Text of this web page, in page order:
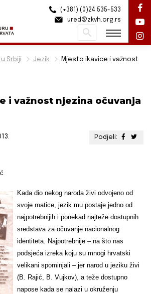
Srbiji Jezik
Mjesto ikavice i važnost
i važnost njezina očuvanja
Podjeli:
Kada dio nekog naroda živi odvojeno od
svoje matice, jezik mu postaje jedno od
najpotrebnijih i ponekad najteže dostupnih
sredstava za očuvanje nacionalnog
identiteta. Najpotrebnije – na što nas
podsjeća izreka koju su mnogi hrvatski
velikani spominjali – jer narod u jeziku živi
(B. Rajić, B. Vujkov), a teže dostupno
napose kada se nalazi u okruženju
(+381) (0)24 535-533
ured@zkvh.org.rs
Pretraži